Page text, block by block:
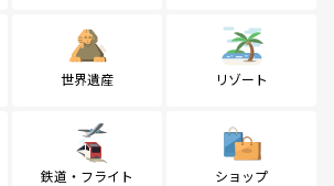
世界遺産 リゾート
鉄道・フライト ショップ